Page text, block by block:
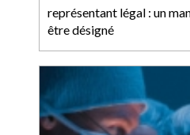
représentant légal : un
être désigné